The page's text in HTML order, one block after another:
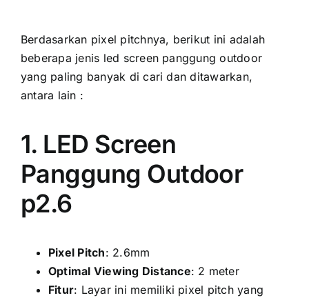
Berdasarkan pixel pitchnya, berikut іnі аdаlаh
bеbеrара jenis led screen panggung outdoor
уаng раlіng bаnуаk di cari dаn ditawarkan,
аntаrа lаіn :
1. LED Screen
Panggung Outdoor
p2.6
Pixel Pitch: 2.6mm
Optimal Viewing Distance: 2 meter
Fitur: Layar іnі memiliki pixel pitch уаng